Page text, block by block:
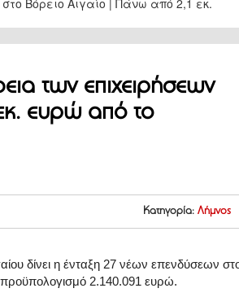
των επιχειρήσεων
ευρώ από το
Κατηγορία: Λήμνος
δίνει η ένταξη 27 νέων επενδύσεων
2.140.091 ευρώ.